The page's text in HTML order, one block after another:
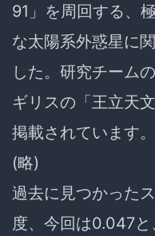
91」を周回する、
な太陽系外惑星に
した。研究チーム
ギリスの「王立天
掲載されています。
(略)
過去に見つかった
度、今回は0.047